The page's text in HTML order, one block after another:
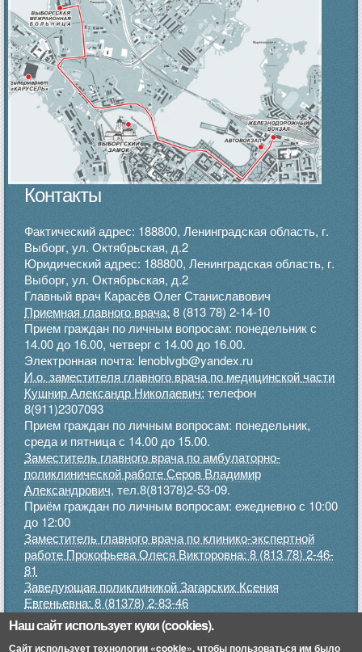
Контакты
Фактический адрес: 188800, Ленинградская область, г.
Выборг, ул. Октябрьская, д.2
Юридический адрес: 188800, Ленинградская область, г.
Выборг, ул. Октябрьская, д.2
Главный врач Карасёв Олег Станиславович
Приемная главного врача: 8 (813 78) 2-14-10
Прием граждан по личным вопросам: понедельник с
14.00 до 16.00, четверг с 14.00 до 16.00.
Электронная почта: lenoblvgb@yandex.ru
И.о. заместителя главного врача по медицинской части
Кушнир Александр Николаевич: телефон
8(911)2307093
Прием граждан по личным вопросам: понедельник,
среда и пятница с 14.00 до 15.00.
Заместитель главного врача по амбулаторно-
поликлинической работе Серов Владимир
Александрович, тел.8(81378)2-53-09.
Приём граждан по личным вопросам: ежедневно с 10:00
до 12:00
Заместитель главного врача по клинико-экспертной
работе Прокофьева Олеся Викторовна: 8 (813 78) 2-46-
81
Заведующая поликлиникой Загарских Ксения
Евгеньевна: 8 (81378) 2-83-46
Прием граждан по личным вопросам: понедельник,
среда, пятница с 9.00 до 12.00, четверг с 15.00 до 17.00
Наш сайт использует куки (cookies).
Сайт использует технологии «cookie», чтобы пользоваться им было